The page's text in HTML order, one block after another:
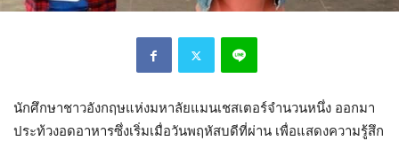
นักศึกษาชาวอังกฤษแห่งมหาลัยแมนเชสเตอร์จำนวนหนึ่ง ออกมา
ประท้วงอดอาหารซึ่งเริ่มเมื่อวันพฤหัสบดีที่ผ่าน เพื่อแสดงความรู้สึก